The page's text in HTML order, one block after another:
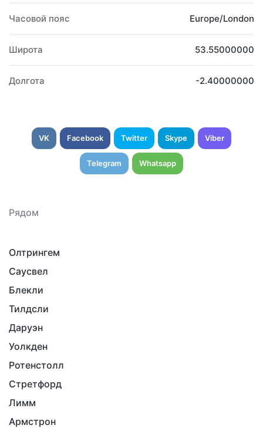
Часовой пояс Europe/London
Широта 53.55000000
Долгота -2.40000000
VK Facebook Twitter Skype Viber
Telegram Whatsapp
Рядом
Олтрингем
Саусвел
Блекли
Тилдсли
Даруэн
Уолкден
Ротенстолл
Стретфорд
Лимм
Армстрон